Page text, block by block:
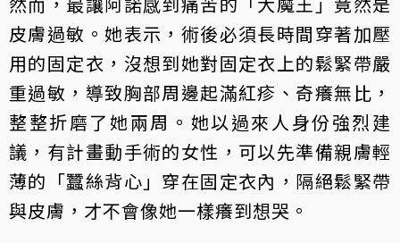
皮膚過敏。她表示，術後必須長時間穿著加壓
用的固定衣，沒想到她對固定衣上的鬆緊帶嚴
重過敏，導致胸部周邊起滿紅疹、奇癢無比，
整整折磨了她兩周。她以過來人身份強烈建
議，有計畫動手術的女性，可以先準備親膚輕
薄的「蠶絲背心」穿在固定衣內，隔絕鬆緊帶
與皮膚，才不會像她一樣癢到想哭。